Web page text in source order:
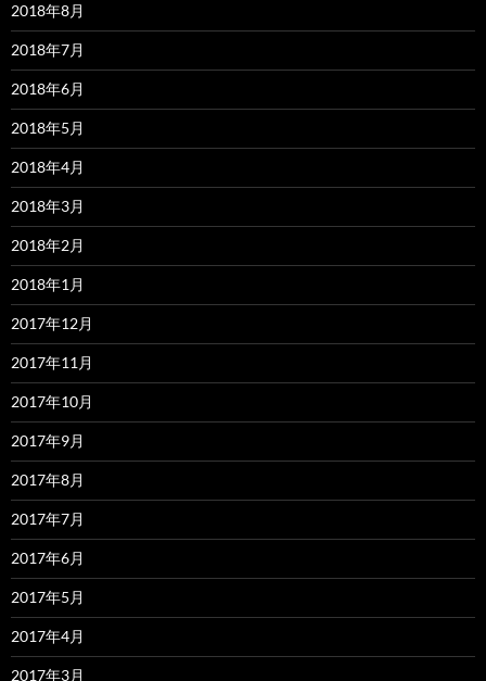
2018年8月
2018年7月
2018年6月
2018年5月
2018年4月
2018年3月
2018年2月
2018年1月
2017年12月
2017年11月
2017年10月
2017年9月
2017年8月
2017年7月
2017年6月
2017年5月
2017年4月
2017年3月